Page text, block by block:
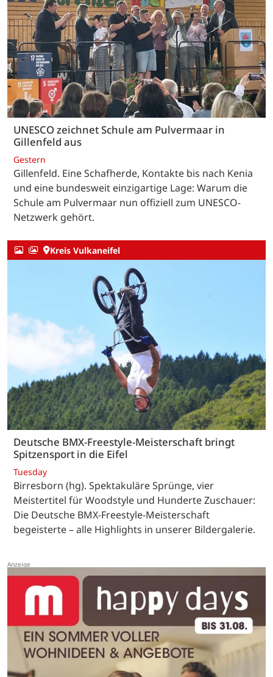
UNESCO zeichnet Schule am Pulvermaar in
Gillenfeld aus
Gestern
Gillenfeld. Eine Schafherde, Kontakte bis nach Kenia
und eine bundesweit einzigartige Lage: Warum die
Schule am Pulvermaar nun offiziell zum UNESCO-
Netzwerk gehört.
Kreis Vulkaneifel
Deutsche BMX-Freestyle-Meisterschaft bringt
Spitzensport in die Eifel
Tuesday
Birresborn (hg). Spektakuläre Sprünge, vier
Meistertitel für Woodstyle und Hunderte Zuschauer:
Die Deutsche BMX-Freestyle-Meisterschaft
begeisterte – alle Highlights in unserer Bildergalerie.